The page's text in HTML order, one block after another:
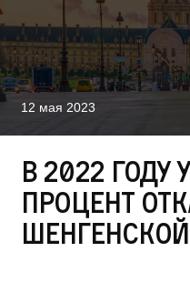
12 мая 2023
В 2022 году
процент